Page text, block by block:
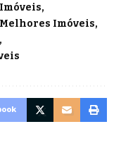
Melhores Imóveis